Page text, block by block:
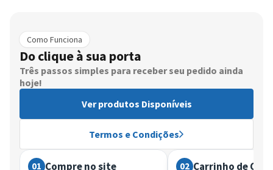
Como Funciona
Do clique à sua porta
Três passos simples para receber seu pedido ainda
hoje!
Ver produtos Disponíveis
Termos e Condições
01 Compre no site 02 Carrinho de